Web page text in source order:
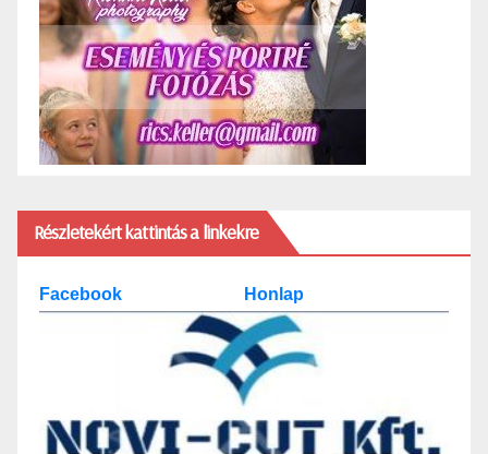
Részletekért kattintás a linkekre
Facebook Honlap